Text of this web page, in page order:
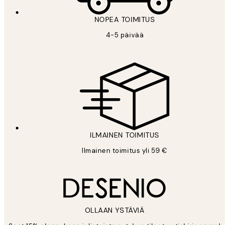
NOPEA TOIMITUS
4-5 päivää
ILMAINEN TOIMITUS
Ilmainen toimitus yli 59 €
OLLAAN YSTÄVIÄ